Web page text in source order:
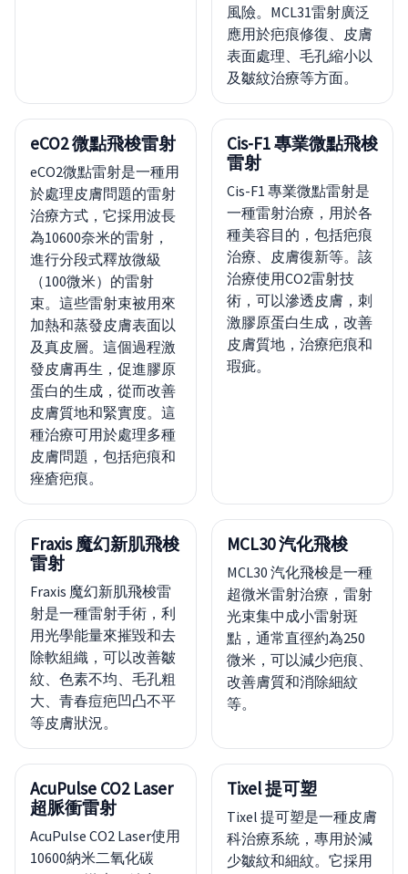
風險。MCL31雷射廣泛
應用於疤痕修復、皮膚
表面處理、毛孔縮小以
及皺紋治療等方面。
eCO2 微點飛梭雷射
eCO2微點雷射是一種用
於處理皮膚問題的雷射
治療方式，它採用波長
為10600奈米的雷射，
進行分段式釋放微級
（100微米）的雷射
束。這些雷射束被用來
加熱和蒸發皮膚表面以
及真皮層。這個過程激
發皮膚再生，促進膠原
蛋白的生成，從而改善
皮膚質地和緊實度。這
種治療可用於處理多種
皮膚問題，包括疤痕和
痤瘡疤痕。
Cis-F1 專業微點飛梭
雷射
Cis-F1 專業微點雷射是
一種雷射治療，用於各
種美容目的，包括疤痕
治療、皮膚復新等。該
治療使用CO2雷射技
術，可以滲透皮膚，刺
激膠原蛋白生成，改善
皮膚質地，治療疤痕和
瑕疵。
Fraxis 魔幻新肌飛梭
雷射
Fraxis 魔幻新肌飛梭雷
射是一種雷射手術，利
用光學能量來摧毀和去
除軟組織，可以改善皺
紋、色素不均、毛孔粗
大、青春痘疤凹凸不平
等皮膚狀況。
MCL30 汽化飛梭
MCL30 汽化飛梭是一種
超微米雷射治療，雷射
光束集中成小雷射斑
點，通常直徑約為250
微米，可以減少疤痕、
改善膚質和消除細紋
等。
AcuPulse CO2 Laser
超脈衝雷射
AcuPulse CO2 Laser使用
10600納米二氧化碳
Tixel 提可塑
Tixel 提可塑是一種皮膚
科治療系統，專用於減
少皺紋和細紋。它採用